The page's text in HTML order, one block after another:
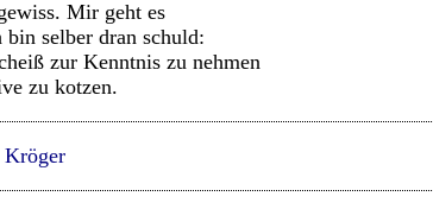
Mir geht es
selber dran schuld:
zur Kenntnis zu nehmen
zu kotzen.
Kröger